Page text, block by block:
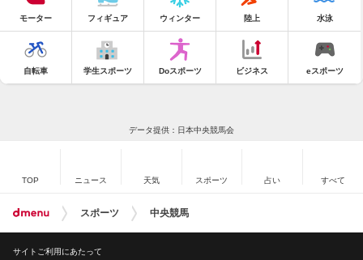
モーター フィギュア ウィンター 陸上 水泳
自転車 学生スポーツ Doスポーツ ビジネス eスポーツ
データ提供：日本中央競馬会
TOP ニュース 天気 スポーツ 占い すべて
スポーツ 中央競馬
サイトご利用にあたって